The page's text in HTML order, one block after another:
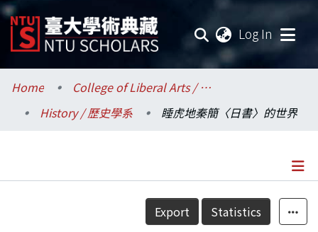
Log In
Communities & Collections
Research Outputs
Home
College of Liberal Arts / 文學院
History / 歷史學系
睡虎地秦簡〈日書〉的世界
Details
Export Statistics